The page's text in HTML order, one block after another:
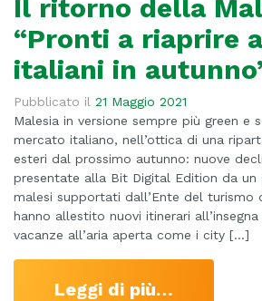
Il ritorno della
“Pronti a riaprire
italiani in
Pubblicato il 21 Maggio 2021
Malesia in versione sempre più green e
mercato italiano, nell’ottica di una
esteri dal prossimo autunno: nuove
presentate alla Bit Digital Edition da
malesi supportati dall’Ente del turismo
hanno allestito nuovi itinerari
vacanze all’aria aperta come i city […]
Leggi di più…